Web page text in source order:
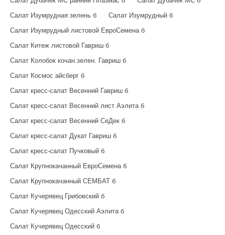
Салат Изумрудная зелень б
Салат Изумрудный б
Салат Изумрудный листовой ЕвроСемена б
Салат Китеж листовой Гавриш б
Салат Колобок кочан.зелен. Гавриш б
Салат Космос айсберг б
Салат кресс-салат Весенний Гавриш б
Салат кресс-салат Весенний лист Аэлита б
Салат кресс-салат Весенний СеДек б
Салат кресс-салат Дукат Гавриш б
Салат кресс-салат Пучковый б
Салат Крупнокачанный ЕвроСемена б
Салат Крупнокачанный СЕМБАТ б
Салат Кучерявец Грибовский б
Салат Кучерявец Одесский Аэлита б
Салат Кучерявец Одесский б